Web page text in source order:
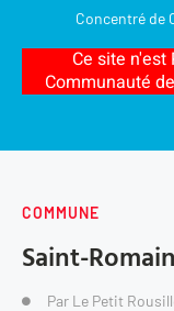
Concentré de
Ce site
Communauté
COMMUNE
Saint-
Par Le Petit